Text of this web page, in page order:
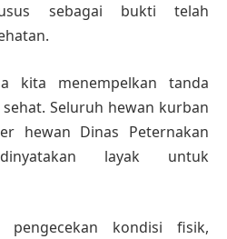
sebagai bukti telah
kita menempelkan tanda
Seluruh hewan kurban
hewan Dinas Peternakan
layak untuk
pengecekan kondisi fisik,